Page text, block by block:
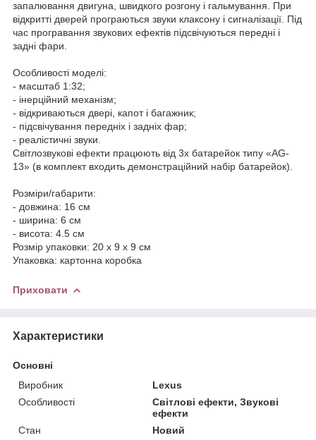
запалювання двигуна, швидкого розгону і гальмування. При
відкритті дверей програються звуки клаксону і сигналізації. Під
час програвання звукових ефектів підсвічуються передні і
задні фари.
Особливості моделі:
- масштаб 1:32;
- інерційний механізм;
- відкриваються двері, капот і багажник;
- підсвічування передніх і задніх фар;
- реалістичні звуки.
Світлозвукові ефекти працюють від 3х батарейок типу «AG-
13» (в комплект входить демонстраційний набір батарейок).
Розміри/габарити:
- довжина: 16 см
- ширина: 6 см
- висота: 4.5 см
Розмір упаковки: 20 х 9 х 9 см
Упаковка: картонна коробка
Приховати
Характеристики
Основні
Виробник
Lexus
Особливості
Світлові ефекти, Звукові
ефекти
Стан
Новий